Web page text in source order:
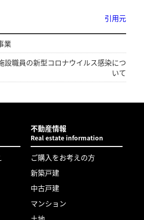
引用元
業
設職員の新型コロナウイルス感染につ
いて
不動産情報
Real estate information
ご購入をお考えの方
新築戸建
中古戸建
マンション